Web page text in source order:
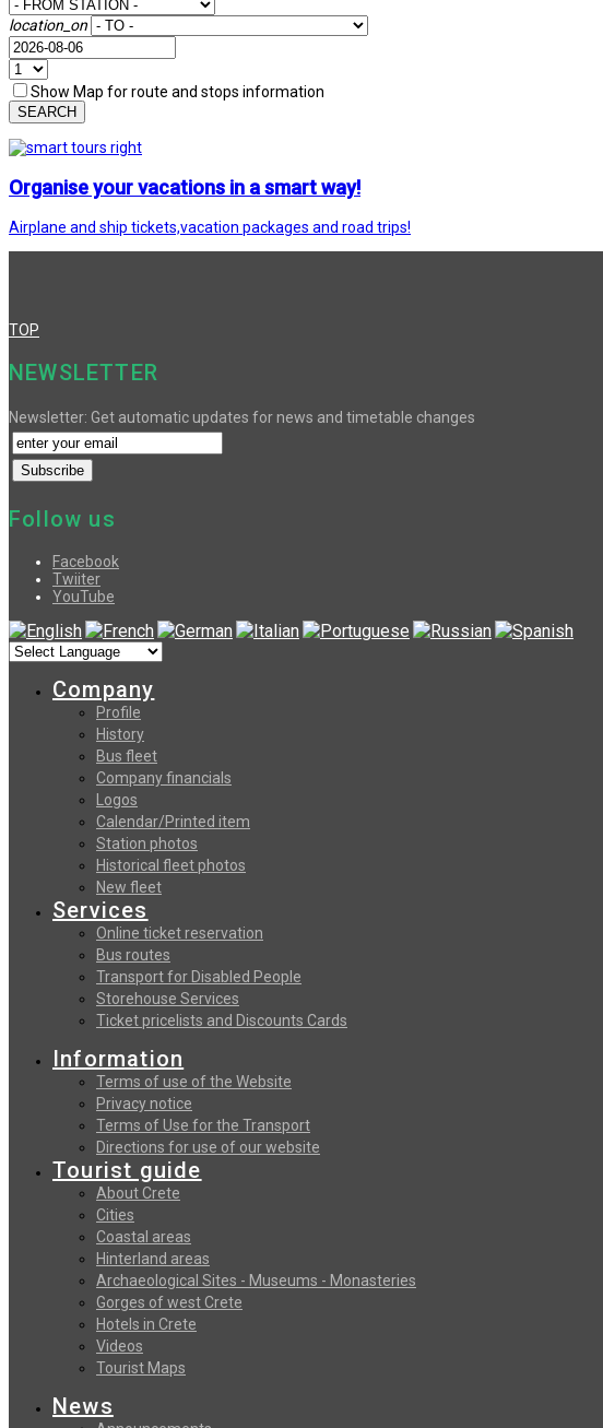
location_on
Show Map for route and stops information
SEARCH
Organise your vacations in a smart way!
Airplane and ship tickets,vacation packages and road trips!
TOP
NEWSLETTER
Newsletter: Get automatic updates for news and timetable changes
Follow us
Facebook
Twiiter
YouTube
Company
Profile
History
Bus fleet
Company financials
Logos
Calendar/Printed item
Station photos
Historical fleet photos
New fleet
Services
Online ticket reservation
Bus routes
Transport for Disabled People
Storehouse Services
Ticket pricelists and Discounts Cards
Information
Terms of use of the Website
Privacy notice
Terms of Use for the Transport
Directions for use of our website
Tourist guide
About Crete
Cities
Coastal areas
Hinterland areas
Archaeological Sites - Museums - Monasteries
Gorges of west Crete
Hotels in Crete
Videos
Tourist Maps
News